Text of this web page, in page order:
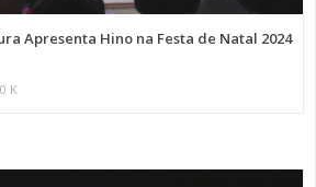
Apresenta Hino na Festa de Natal 2024
0 K